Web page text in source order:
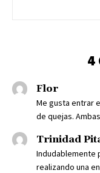
4
Flor
Me gusta entrar
de quejas.
Trinidad
Indudablemente
realizando una